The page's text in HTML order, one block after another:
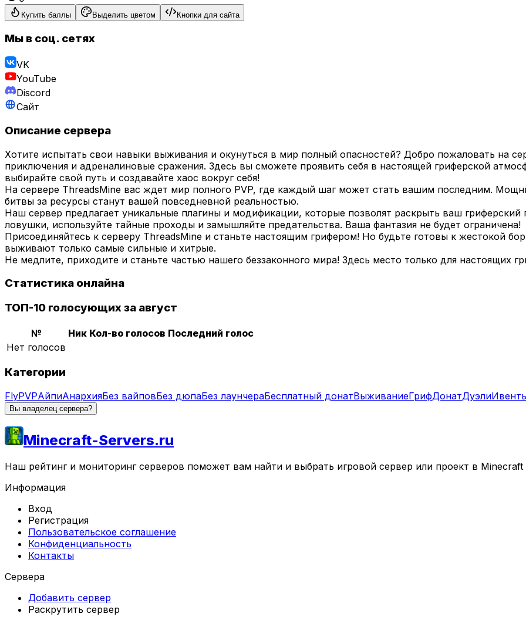
Купить баллы Выделить цветом Кнопки для сайта
Мы в соц. сетях
VK
YouTube
Discord
Сайт
Описание сервера
Хотите испытать свои навыки выживания и окунуться в мир полный опасностей? Добро пожаловать на
приключения и адреналиновые сражения. Здесь вы сможете проявить себя в настоящей гриферской
выбирайте свой путь и создавайте хаос вокруг себя!
На сервере ThreadsMine вас ждет мир полного PVP, где каждый шаг может стать вашим последним.
битвы за ресурсы станут вашей повседневной реальностью.
Наш сервер предлагает уникальные плагины и модификации, которые позволят раскрыть ваш гриферский
ловушки, используйте тайные проходы и замышляйте предательства. Ваша фантазия не будет ограничена!
Присоединяйтесь к серверу ThreadsMine и станьте настоящим грифером! Но будьте готовы к жестокой
выживают только самые сильные и хитрые.
Не медлите, приходите и станьте частью нашего беззаконного мира! Здесь место только для настоящих
Статистика онлайна
ТОП-10 голосующих за август
№ Ник Кол-во голосов Последний голос
Нет голосов
Категории
FlyPVPАйпиАнархияБез вайповБез дюпаБез лаунчераБесплатный донатВыживаниеГрифДонатДуэли
Вы владелец сервера?
Minecraft-Servers.ru
Наш рейтинг и мониторинг серверов поможет вам найти и выбрать игровой сервер или проект в
Информация
Вход
Регистрация
Пользовательское соглашение
Конфиденциальность
Контакты
Сервера
Добавить сервер
Раскрутить сервер